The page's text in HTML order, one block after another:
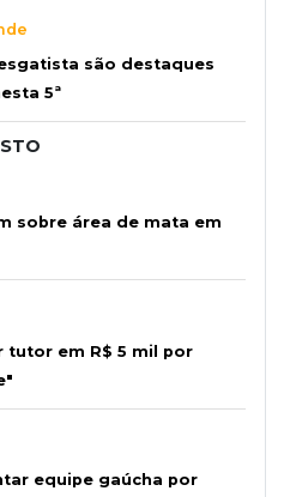
são destaques
5ª
sobre área de mata em
tutor em R$ 5 mil por
equipe gaúcha por